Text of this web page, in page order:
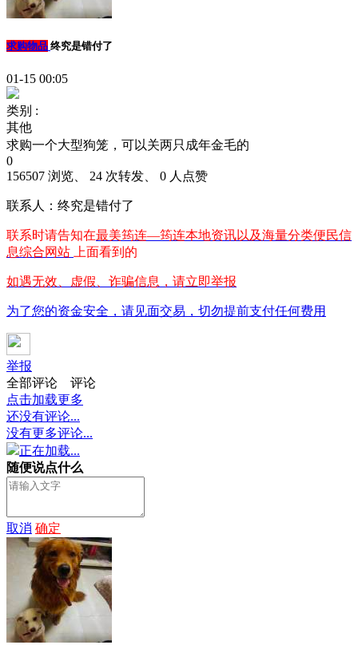
求购物品 终究是错付了
01-15 00:05
类别 :
其他
求购一个大型狗笼，可以关两只成年金毛的
0
156507 浏览、 24 次转发、 0 人点赞
联系人：终究是错付了
联系时请告知在最美筠连—筠连本地资讯以及海量分类便民信
息综合网站
上面看到的
如遇无效、虚假、诈骗信息，请立即举报
为了您的资金安全，请见面交易，切勿提前支付任何费用
举报
全部评论
评论
点击加载更多
还没有评论...
没有更多评论...
正在加载...
随便说点什么
取消 确定